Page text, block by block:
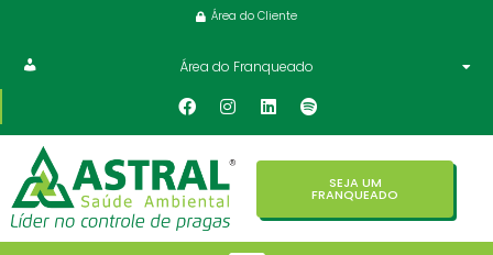
Área do Cliente
Área do Franqueado
SEJA UM
FRANQUEADO